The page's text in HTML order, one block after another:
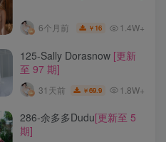
6个月前 ￥ 16 1.4W+
125-Sally Dorasnow [更新
至 97 期]
31天前 ￥69.9 1.8W+
286-余多多Dudu[更新至 5
期]
黑裤妹
期]